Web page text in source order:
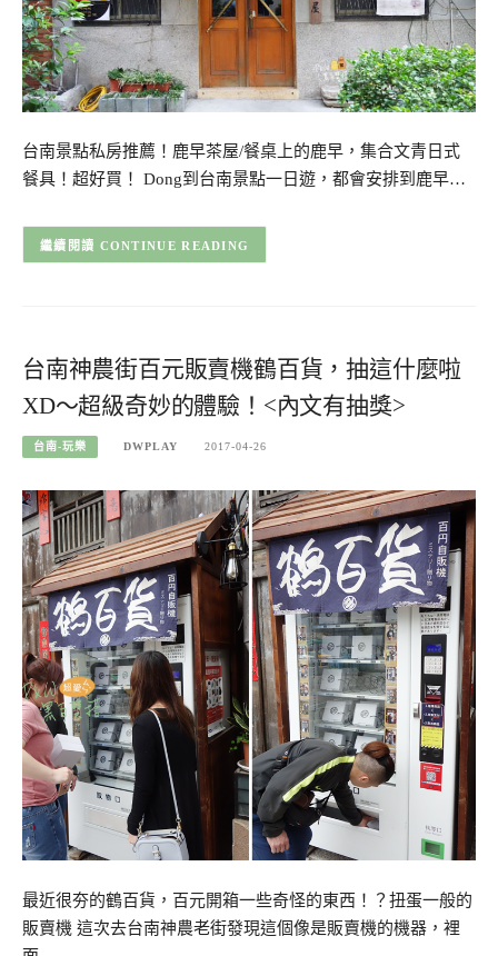
台南景點私房推薦！鹿早茶屋/餐桌上的鹿早，集合文青日式
餐具！超好買！ Dong到台南景點一日遊，都會安排到鹿早…
CONTINUE READING
台南神農街百元販賣機鶴百貨，抽這什麼啦
XD～超級奇妙的體驗！<內文有抽獎>
台南-玩樂 DWPLAY 2017-04-26
最近很夯的鶴百貨，百元開箱一些奇怪的東西！？扭蛋一般的
販賣機 這次去台南神農老街發現這個像是販賣機的機器，裡